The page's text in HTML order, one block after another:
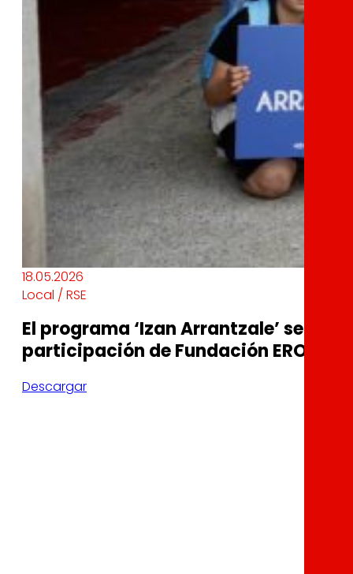
18.05.2026
Local / RSE
El programa ‘Izan Arrantzale’ se
participación de Fundación EROSKI
Descargar